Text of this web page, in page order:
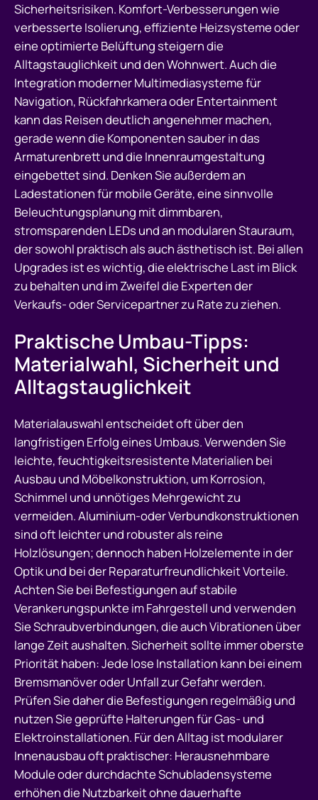
Sicherheitsrisiken. Komfort-Verbesserungen wie
verbesserte Isolierung, effiziente Heizsysteme oder
eine optimierte Belüftung steigern die
Alltagstauglichkeit und den Wohnwert. Auch die
Integration moderner Multimediasysteme für
Navigation, Rückfahrkamera oder Entertainment
kann das Reisen deutlich angenehmer machen,
gerade wenn die Komponenten sauber in das
Armaturenbrett und die Innenraumgestaltung
eingebettet sind. Denken Sie außerdem an
Ladestationen für mobile Geräte, eine sinnvolle
Beleuchtungsplanung mit dimmbaren,
stromsparenden LEDs und an modularen Stauraum,
der sowohl praktisch als auch ästhetisch ist. Bei allen
Upgrades ist es wichtig, die elektrische Last im Blick
zu behalten und im Zweifel die Experten der
Verkaufs- oder Servicepartner zu Rate zu ziehen.
Praktische Umbau-Tipps:
Materialwahl, Sicherheit und
Alltagstauglichkeit
Materialauswahl entscheidet oft über den
langfristigen Erfolg eines Umbaus. Verwenden Sie
leichte, feuchtigkeitsresistente Materialien bei
Ausbau und Möbelkonstruktion, um Korrosion,
Schimmel und unnötiges Mehrgewicht zu
vermeiden. Aluminium-oder Verbundkonstruktionen
sind oft leichter und robuster als reine
Holzlösungen; dennoch haben Holzelemente in der
Optik und bei der Reparaturfreundlichkeit Vorteile.
Achten Sie bei Befestigungen auf stabile
Verankerungspunkte im Fahrgestell und verwenden
Sie Schraubverbindungen, die auch Vibrationen über
lange Zeit aushalten. Sicherheit sollte immer oberste
Priorität haben: Jede lose Installation kann bei einem
Bremsmanöver oder Unfall zur Gefahr werden.
Prüfen Sie daher die Befestigungen regelmäßig und
nutzen Sie geprüfte Halterungen für Gas- und
Elektroinstallationen. Für den Alltag ist modularer
Innenausbau oft praktischer: Herausnehmbare
Module oder durchdachte Schubladensysteme
erhöhen die Nutzbarkeit ohne dauerhafte